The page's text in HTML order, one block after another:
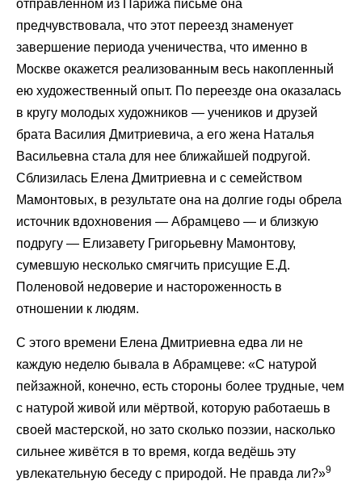
отправленном из Парижа письме она
предчувствовала, что этот переезд знаменует
завершение периода ученичества, что именно в
Москве окажется реализованным весь накопленный
ею художественный опыт. По переезде она оказалась
в кругу молодых художников — учеников и друзей
брата Василия Дмитриевича, а его жена Наталья
Васильевна стала для нее ближайшей подругой.
Сблизилась Елена Дмитриевна и с семейством
Мамонтовых, в результате она на долгие годы обрела
источник вдохновения — Абрамцево — и близкую
подругу — Елизавету Григорьевну Мамонтову,
сумевшую несколько смягчить присущие Е.Д.
Поленовой недоверие и настороженность в
отношении к людям.
С этого времени Елена Дмитриевна едва ли не
каждую неделю бывала в Абрамцеве: «С натурой
пейзажной, конечно, есть стороны более трудные, чем
с натурой живой или мёртвой, которую работаешь в
своей мастерской, но зато сколько поэзии, насколько
сильнее живётся в то время, когда ведёшь эту
увлекательную беседу с природой. Не правда ли?»9